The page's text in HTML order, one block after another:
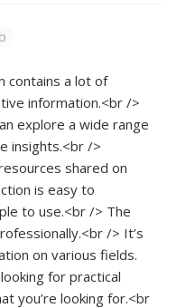
contains a lot of
information.<br />
explore a wide range
insights.<br />
shared on
is easy to
to use.<br /> The
/> It’s
on various fields.
for practical
you’re looking for.<br